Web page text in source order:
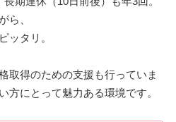
ら、
ッタリ。
取得のための支援も行っていま
方にとって魅力ある環境です。